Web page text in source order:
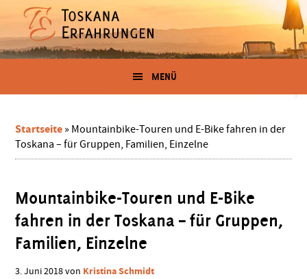
Inhalt
springen
secondary
menu
Seitenspalte
springen
Fußzeile
springen
Erfahrungen
in
der
Toskana
von
Kristina
Schmidt
Der
Toskana-
und
-
Auswanderer
MENÜ
Startseite » Mountainbike-Touren und E-Bike fahren in der
Toskana – für Gruppen, Familien, Einzelne
Mountainbike-Touren und E-Bike
fahren in der Toskana – für Gruppen,
Familien, Einzelne
3. Juni 2018von Kristina Schmidt